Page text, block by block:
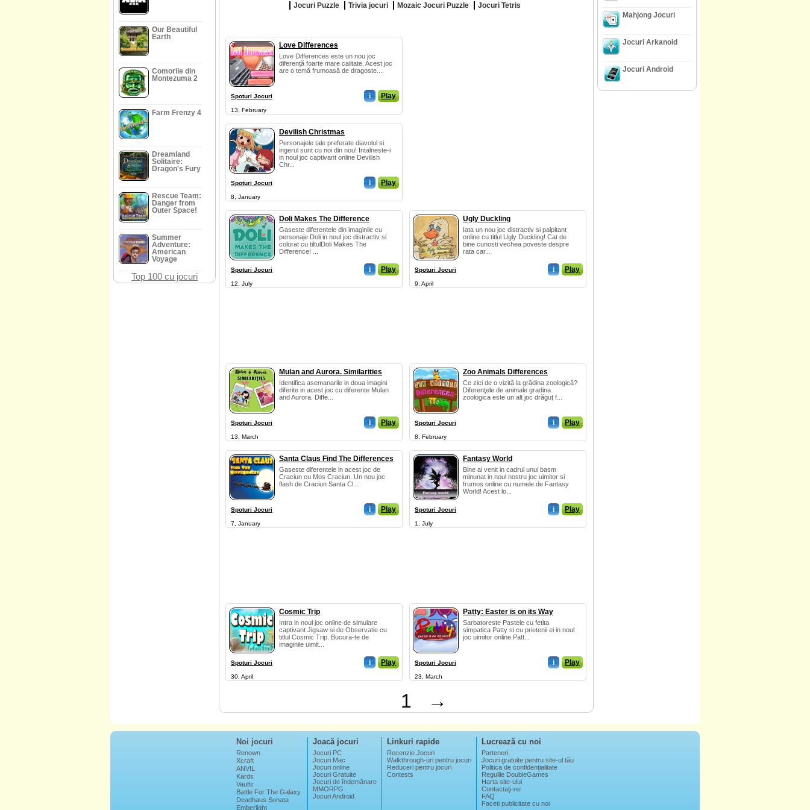
Our Beautiful
Earth
Comorile din
Montezuma 2
Farm Frenzy 4
Dreamland
Solitaire:
Dragon's Fury
Rescue Team:
Danger from
Outer Space!
Summer
Adventure:
American
Voyage
Top 100 cu jocuri
Jocuri Puzzle Trivia jocuri Mozaic Jocuri Puzzle Jocuri Tetris
Love Differences
Love Differences este un nou joc
diferență foarte mare calitate. Acest joc
are o temă frumoasă de dragoste....
Spoturi Jocuri i Play
13, February
Devilish Christmas
Personajele tale preferate diavolul si
ingerul sunt cu noi din nou! Intalneste-i
in noul joc captivant online Devilish
Chr...
Spoturi Jocuri i Play
8, January
Doli Makes The Difference
Gaseste diferentele din imaginile cu
personaje Doli in noul joc distractiv si
colorat cu tiltulDoli Makes The
Difference! ...
Spoturi Jocuri i Play
12, July
Ugly Duckling
Iata un nou joc distractiv si palpitant
online cu titlul Ugly Duckling! Cat de
bine cunosti vechea poveste despre
rata car...
Spoturi Jocuri i Play
9, April
Mulan and Aurora. Similarities
Identifica asemanarile in doua imagini
diferite in acest joc cu diferente Mulan
and Aurora. Diffe...
Spoturi Jocuri i Play
13, March
Zoo Animals Differences
Ce zici de o vizită la grădina zoologică?
Diferenţele de animale gradina
zoologica este un alt joc drăguţ f...
Spoturi Jocuri i Play
8, February
Santa Claus Find The Differences
Gaseste diferentele in acest joc de
Craciun cu Mos Craciun. Un nou joc
flash de Craciun Santa Cl...
Spoturi Jocuri i Play
7, January
Fantasy World
Bine ai venit in cadrul unui basm
minunat in noul nostru joc uimitor si
frumos online cu numele de Fantasy
World! Acest lo...
Spoturi Jocuri i Play
1, July
Cosmic Trip
Intra in noul joc online de simulare
captivant Jigsaw si de Observatie cu
titlul Cosmic Trip. Bucura-te de
imaginile uimit...
Spoturi Jocuri i Play
30, April
Patty: Easter is on its Way
Sarbatoreste Pastele cu fetita
simpatica Patty si cu prietenii ei in noul
joc uimitor online Patt...
Spoturi Jocuri i Play
23, March
1 →
Mahjong Jocuri
Jocuri Arkanoid
Jocuri Android
Noi jocuri
Renown
Xcraft
ANVIL
Kards
Vaults
Battle For The Galaxy
Deadhaus Sonata
Emberlight
Joacă jocuri
Jocuri PC
Jocuri Mac
Jocuri online
Jocuri Gratuite
Jocuri de îndemânare
MMORPG
Jocuri Android
Linkuri rapide
Recenzie Jocuri
Walkthrough-uri pentru jocuri
Reduceri pentru jocuri
Contests
Lucrează cu noi
Parteneri
Jocuri gratuite pentru site-ul tău
Politica de confidenţialitate
Regulile DoubleGames
Harta site-ului
Contactaţi-ne
FAQ
Faceti publicitate cu noi